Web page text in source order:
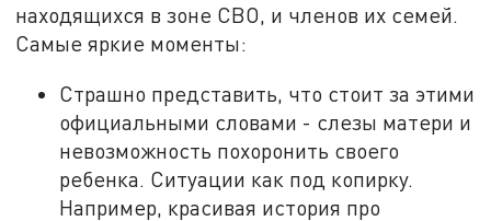
находящихся в зоне СВО, и членов их семей.
Самые яркие моменты:
Страшно представить, что стоит за этими
официальными словами - слезы матери и
невозможность похоронить своего
ребенка. Ситуации как под копирку.
Например, красивая история про